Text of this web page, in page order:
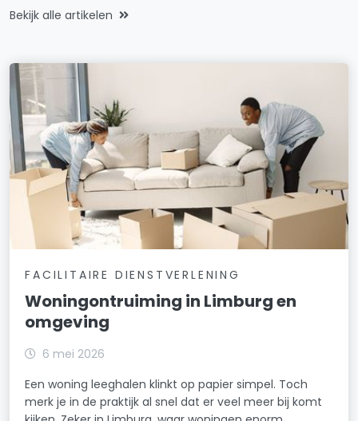
Bekijk alle artikelen
FACILITAIRE DIENSTVERLENING
Woningontruiming in Limburg en
omgeving
6 mei 2026
Een woning leeghalen klinkt op papier simpel. Toch
merk je in de praktijk al snel dat er veel meer bij komt